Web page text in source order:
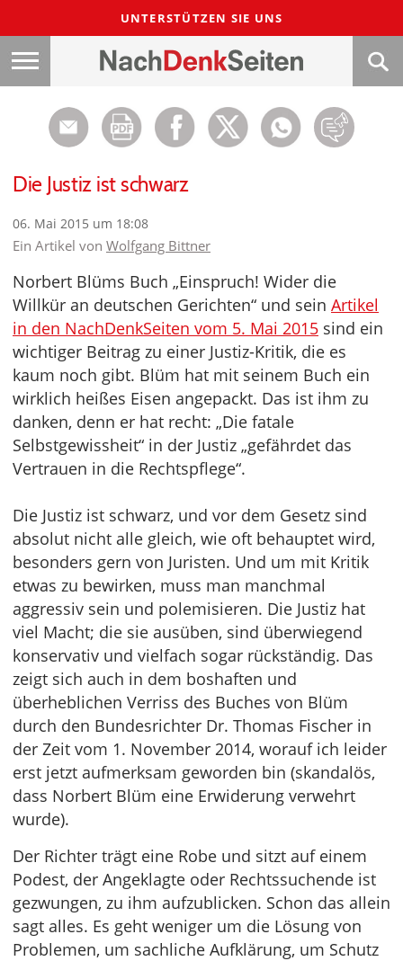
UNTERSTÜTZEN SIE UNS
Die Justiz ist schwarz
06. Mai 2015 um 18:08
Ein Artikel von Wolfgang Bittner
Norbert Blüms Buch „Einspruch! Wider die
Willkür an deutschen Gerichten“ und sein Artikel
in den NachDenkSeiten vom 5. Mai 2015 sind ein
wichtiger Beitrag zu einer Justiz-Kritik, die es
kaum noch gibt. Blüm hat mit seinem Buch ein
wirklich heißes Eisen angepackt. Das ist ihm zu
danken, denn er hat recht: „Die fatale
Selbstgewissheit“ in der Justiz „gefährdet das
Vertrauen in die Rechtspflege“.
Die Justiz ist schwarz, und vor dem Gesetz sind
absolut nicht alle gleich, wie oft behauptet wird,
besonders gern von Juristen. Und um mit Kritik
etwas zu bewirken, muss man manchmal
aggressiv sein und polemisieren. Die Justiz hat
viel Macht; die sie ausüben, sind überwiegend
konservativ und vielfach sogar rückständig. Das
zeigt sich auch in dem boshaften und
überheblichen Verriss des Buches von Blüm
durch den Bundesrichter Dr. Thomas Fischer in
der Zeit vom 1. November 2014, worauf ich leider
erst jetzt aufmerksam geworden bin (skandalös,
dass Norbert Blüm eine Erwiderung verwehrt
wurde).
Der Richter trägt eine Robe und sitzt auf einem
Podest, der Angeklagte oder Rechtssuchende ist
gezwungen, zu ihm aufzublicken. Schon das allein
sagt alles. Es geht weniger um die Lösung von
Problemen, um sachliche Aufklärung, um Schutz